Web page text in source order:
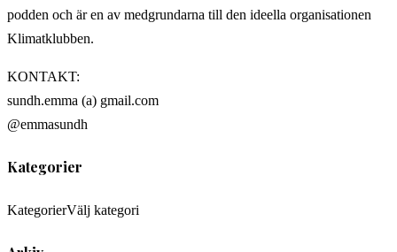
podden och är en av medgrundarna till den ideella organisationen
Klimatklubben.
KONTAKT:
sundh.emma (a) gmail.com
@emmasundh
Kategorier
KategorierVälj kategori